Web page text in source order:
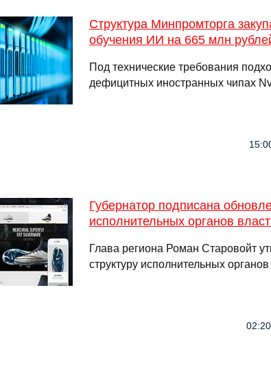
Структура Минпромторга
обучения ИИ на 665 млн
Под технические требования
дефицитных иностранных чипах
Губернатор подписана
исполнительных органов
Глава региона Роман Старовойт
структуру исполнительных